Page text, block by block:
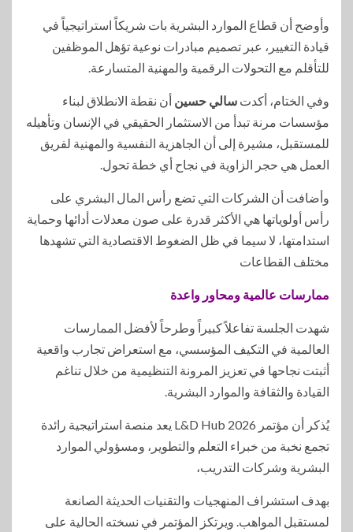
وأوضح أن قطاع الموارد البشرية بات شريكاً استراتيجياً في
قيادة التغيير، عبر تصميم مبادرات نوعية تؤهل الموظفين
للتأقلم مع التحولات الرقمية والمهنية المتسارعة.
وفي الختام، أكدت سالي حسين أن نقطة الانطلاق لبناء
مؤسسات مرنة تبدأ من الاستثمار الحقيقي في الإنسان وتأهيله
للمستقبل، مشيرة إلى أن الجاهزية النفسية والمهنية لفريق
العمل هي حجر الزاوية في نجاح أي خطة تحول.
وأضافت أن الشركات التي تضع رأس المال البشري على
رأس أولوياتها هي الأكثر قدرة على صون معدلات أدائها وحماية
استدامتها، لا سيما في ظل الضغوط الاقتصادية التي تشهدها
مختلف القطاعات
ممارسات عالمية ومحاور واعدة
شهدت الجلسة تفاعلاً كبيراً وطرحاً لأفضل الممارسات
العالمية في التكيف المؤسسي، مع استعراض تجارب واقعية
أثبتت نجاحها في تعزيز المرونة التنظيمية من خلال تناغم
القيادة والثقافة والموارد البشرية.
يُذكر أن مؤتمر L&D Hub 2026 يعد منصة استراتيجية رائدة
تجمع نخبة من خبراء التعلم والتطوير، ومسؤولي الموارد
البشرية وشركات التدريب،
بهدف استشراف المنهجيات والتقنيات الحديثة الصانعة
لمستقبل المواهب. ويرتكز المؤتمر في نسخته الحالية على